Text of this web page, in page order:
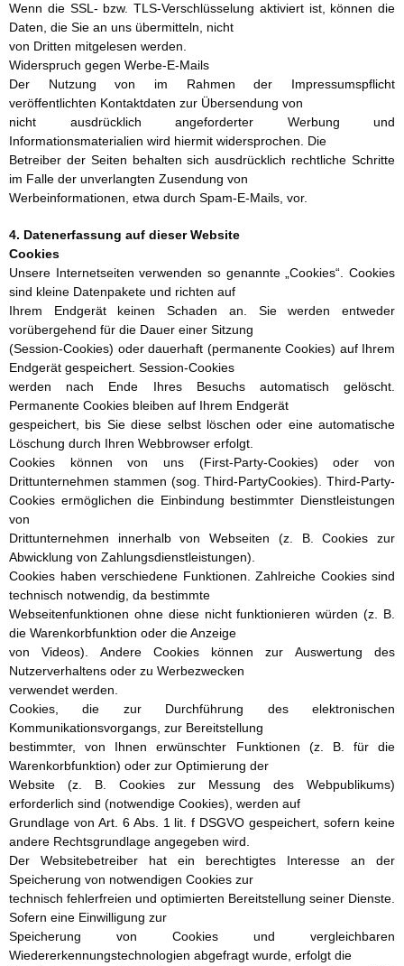
Wenn die SSL- bzw. TLS-Verschlüsselung aktiviert ist, können die
Daten, die Sie an uns übermitteln, nicht
von Dritten mitgelesen werden.
Widerspruch gegen Werbe-E-Mails
Der Nutzung von im Rahmen der Impressumspflicht
veröffentlichten Kontaktdaten zur Übersendung von
nicht ausdrücklich angeforderter Werbung und
Informationsmaterialien wird hiermit widersprochen. Die
Betreiber der Seiten behalten sich ausdrücklich rechtliche Schritte
im Falle der unverlangten Zusendung von
Werbeinformationen, etwa durch Spam-E-Mails, vor.
4. Datenerfassung auf dieser Website
Cookies
Unsere Internetseiten verwenden so genannte „Cookies“. Cookies
sind kleine Datenpakete und richten auf
Ihrem Endgerät keinen Schaden an. Sie werden entweder
vorübergehend für die Dauer einer Sitzung
(Session-Cookies) oder dauerhaft (permanente Cookies) auf Ihrem
Endgerät gespeichert. Session-Cookies
werden nach Ende Ihres Besuchs automatisch gelöscht.
Permanente Cookies bleiben auf Ihrem Endgerät
gespeichert, bis Sie diese selbst löschen oder eine automatische
Löschung durch Ihren Webbrowser erfolgt.
Cookies können von uns (First-Party-Cookies) oder von
Drittunternehmen stammen (sog. Third-PartyCookies). Third-Party-
Cookies ermöglichen die Einbindung bestimmter Dienstleistungen
von
Drittunternehmen innerhalb von Webseiten (z. B. Cookies zur
Abwicklung von Zahlungsdienstleistungen).
Cookies haben verschiedene Funktionen. Zahlreiche Cookies sind
technisch notwendig, da bestimmte
Webseitenfunktionen ohne diese nicht funktionieren würden (z. B.
die Warenkorbfunktion oder die Anzeige
von Videos). Andere Cookies können zur Auswertung des
Nutzerverhaltens oder zu Werbezwecken
verwendet werden.
Cookies, die zur Durchführung des elektronischen
Kommunikationsvorgangs, zur Bereitstellung
bestimmter, von Ihnen erwünschter Funktionen (z. B. für die
Warenkorbfunktion) oder zur Optimierung der
Website (z. B. Cookies zur Messung des Webpublikums)
erforderlich sind (notwendige Cookies), werden auf
Grundlage von Art. 6 Abs. 1 lit. f DSGVO gespeichert, sofern keine
andere Rechtsgrundlage angegeben wird.
Der Websitebetreiber hat ein berechtigtes Interesse an der
Speicherung von notwendigen Cookies zur
technisch fehlerfreien und optimierten Bereitstellung seiner Dienste.
Sofern eine Einwilligung zur
Speicherung von Cookies und vergleichbaren
Wiedererkennungstechnologien abgefragt wurde, erfolgt die